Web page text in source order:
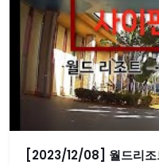
[2023/12/08] 월드리